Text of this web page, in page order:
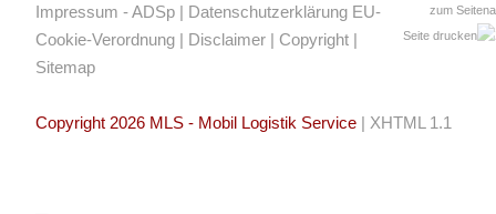
zum
Seite drucken
Impressum - ADSp | Datenschutzerklärung EU-
Cookie-Verordnung | Disclaimer | Copyright |
Sitemap
Copyright 2026 MLS - Mobil Logistik Service | XHTML 1.1